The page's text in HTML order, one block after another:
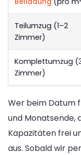
Teilumzug (1–2
Zimmer)
Komplettumzug
Zimmer)
Wer beim Datum
und Monatsende,
Kapazitäten frei
aus. Sobald wir